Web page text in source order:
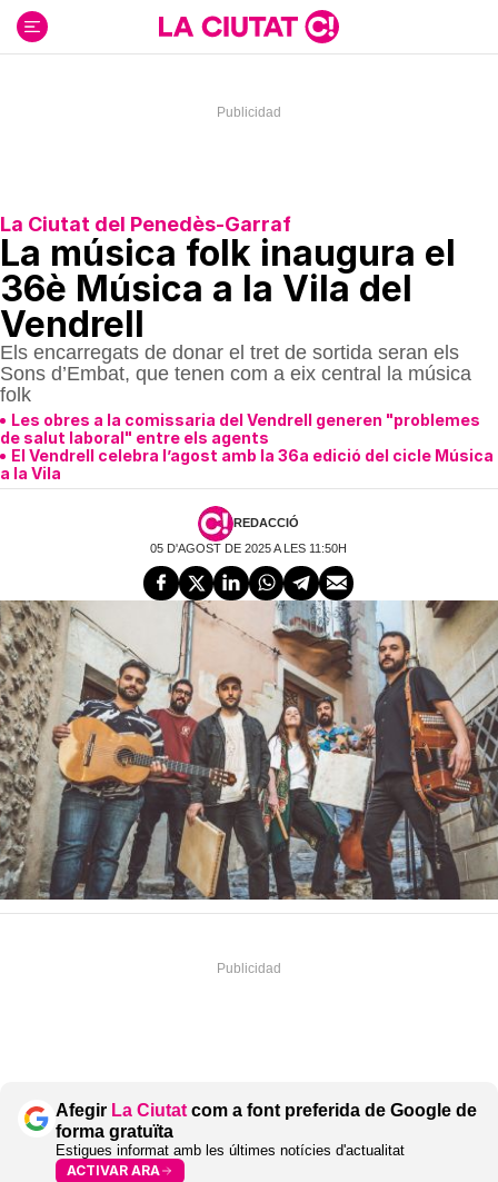
contenido
La Ciutat del Penedès-Garraf
La música folk inaugura el
36è Música a la Vila del
Vendrell
Els encarregats de donar el tret de sortida seran els
Sons d’Embat, que tenen com a eix central la música
folk
Les obres a la comissaria del Vendrell generen "problemes
de salut laboral" entre els agents
El Vendrell celebra l’agost amb la 36a edició del cicle Música
a la Vila
REDACCIÓ
05 D'AGOST DE 2025 A LES 11:50H
Afegir La Ciutat com a font preferida de Google de
forma gratuïta
Estigues informat amb les últimes notícies d'actualitat
ACTIVAR ARA